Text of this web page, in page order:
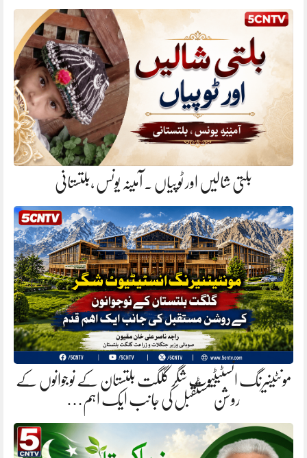
بلتی شالیں اور ٹوپیاں . آمینہ یونس ،بلتستانی
مونٹینیرنگ انسٹیٹیوٹ شگر گلگت بلتستان کے نوجوانوں کے
روشن مستقبل کی جانب ایک اہم…